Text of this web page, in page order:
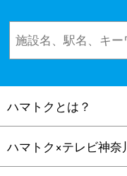
ハマトクとは？
ハマトク×テレビ神奈